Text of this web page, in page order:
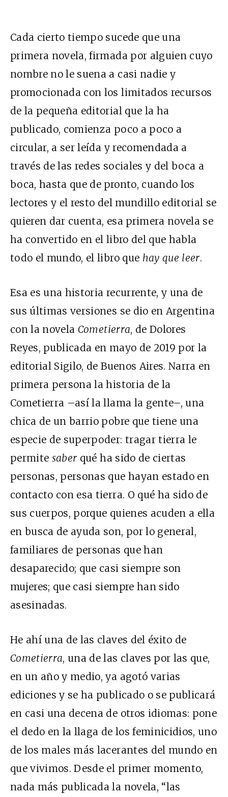
Cada cierto tiempo sucede que una
primera novela, firmada por alguien cuyo
nombre no le suena a casi nadie y
promocionada con los limitados recursos
de la pequeña editorial que la ha
publicado, comienza poco a poco a
circular, a ser leída y recomendada a
través de las redes sociales y del boca a
boca, hasta que de pronto, cuando los
lectores y el resto del mundillo editorial se
quieren dar cuenta, esa primera novela se
ha convertido en el libro del que habla
todo el mundo, el libro que hay que leer.
Esa es una historia recurrente, y una de
sus últimas versiones se dio en Argentina
con la novela Cometierra, de Dolores
Reyes, publicada en mayo de 2019 por la
editorial Sigilo, de Buenos Aires. Narra en
primera persona la historia de la
Cometierra –así la llama la gente–, una
chica de un barrio pobre que tiene una
especie de superpoder: tragar tierra le
permite saber qué ha sido de ciertas
personas, personas que hayan estado en
contacto con esa tierra. O qué ha sido de
sus cuerpos, porque quienes acuden a ella
en busca de ayuda son, por lo general,
familiares de personas que han
desaparecido; que casi siempre son
mujeres; que casi siempre han sido
asesinadas.
He ahí una de las claves del éxito de
Cometierra, una de las claves por las que,
en un año y medio, ya agotó varias
ediciones y se ha publicado o se publicará
en casi una decena de otros idiomas: pone
el dedo en la llaga de los feminicidios, uno
de los males más lacerantes del mundo en
que vivimos. Desde el primer momento,
nada más publicada la novela, “las